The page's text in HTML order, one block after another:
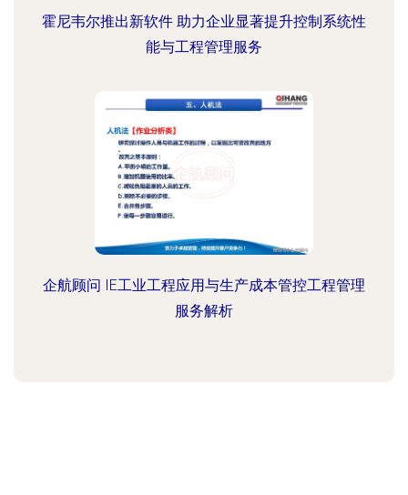
霍尼韦尔推出新软件 助力企业显著提升控制系统性
能与工程管理服务
企航顾问 IE工业工程应用与生产成本管控工程管理
服务解析